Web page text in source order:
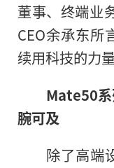
董事、终端业
CEO余承东所
续用科技的力
Mate50
腕可及
除了高端